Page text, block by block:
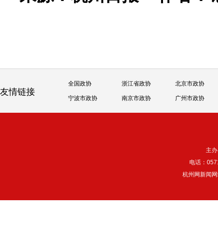
友情链接
全国政协 浙江省政协 北京市政协
宁波市政协 南京市政协 广州市政协
主
电话：
杭州网新闻